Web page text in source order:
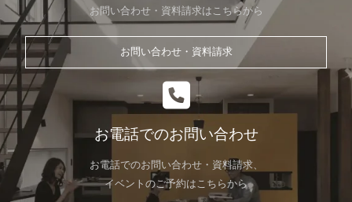
お問い合わせ・資料請求はこちらから
お問い合わせ・資料請求
お電話でのお問い合わせ
お電話でのお問い合わせ・資料請求、
イベントのご予約はこちらから